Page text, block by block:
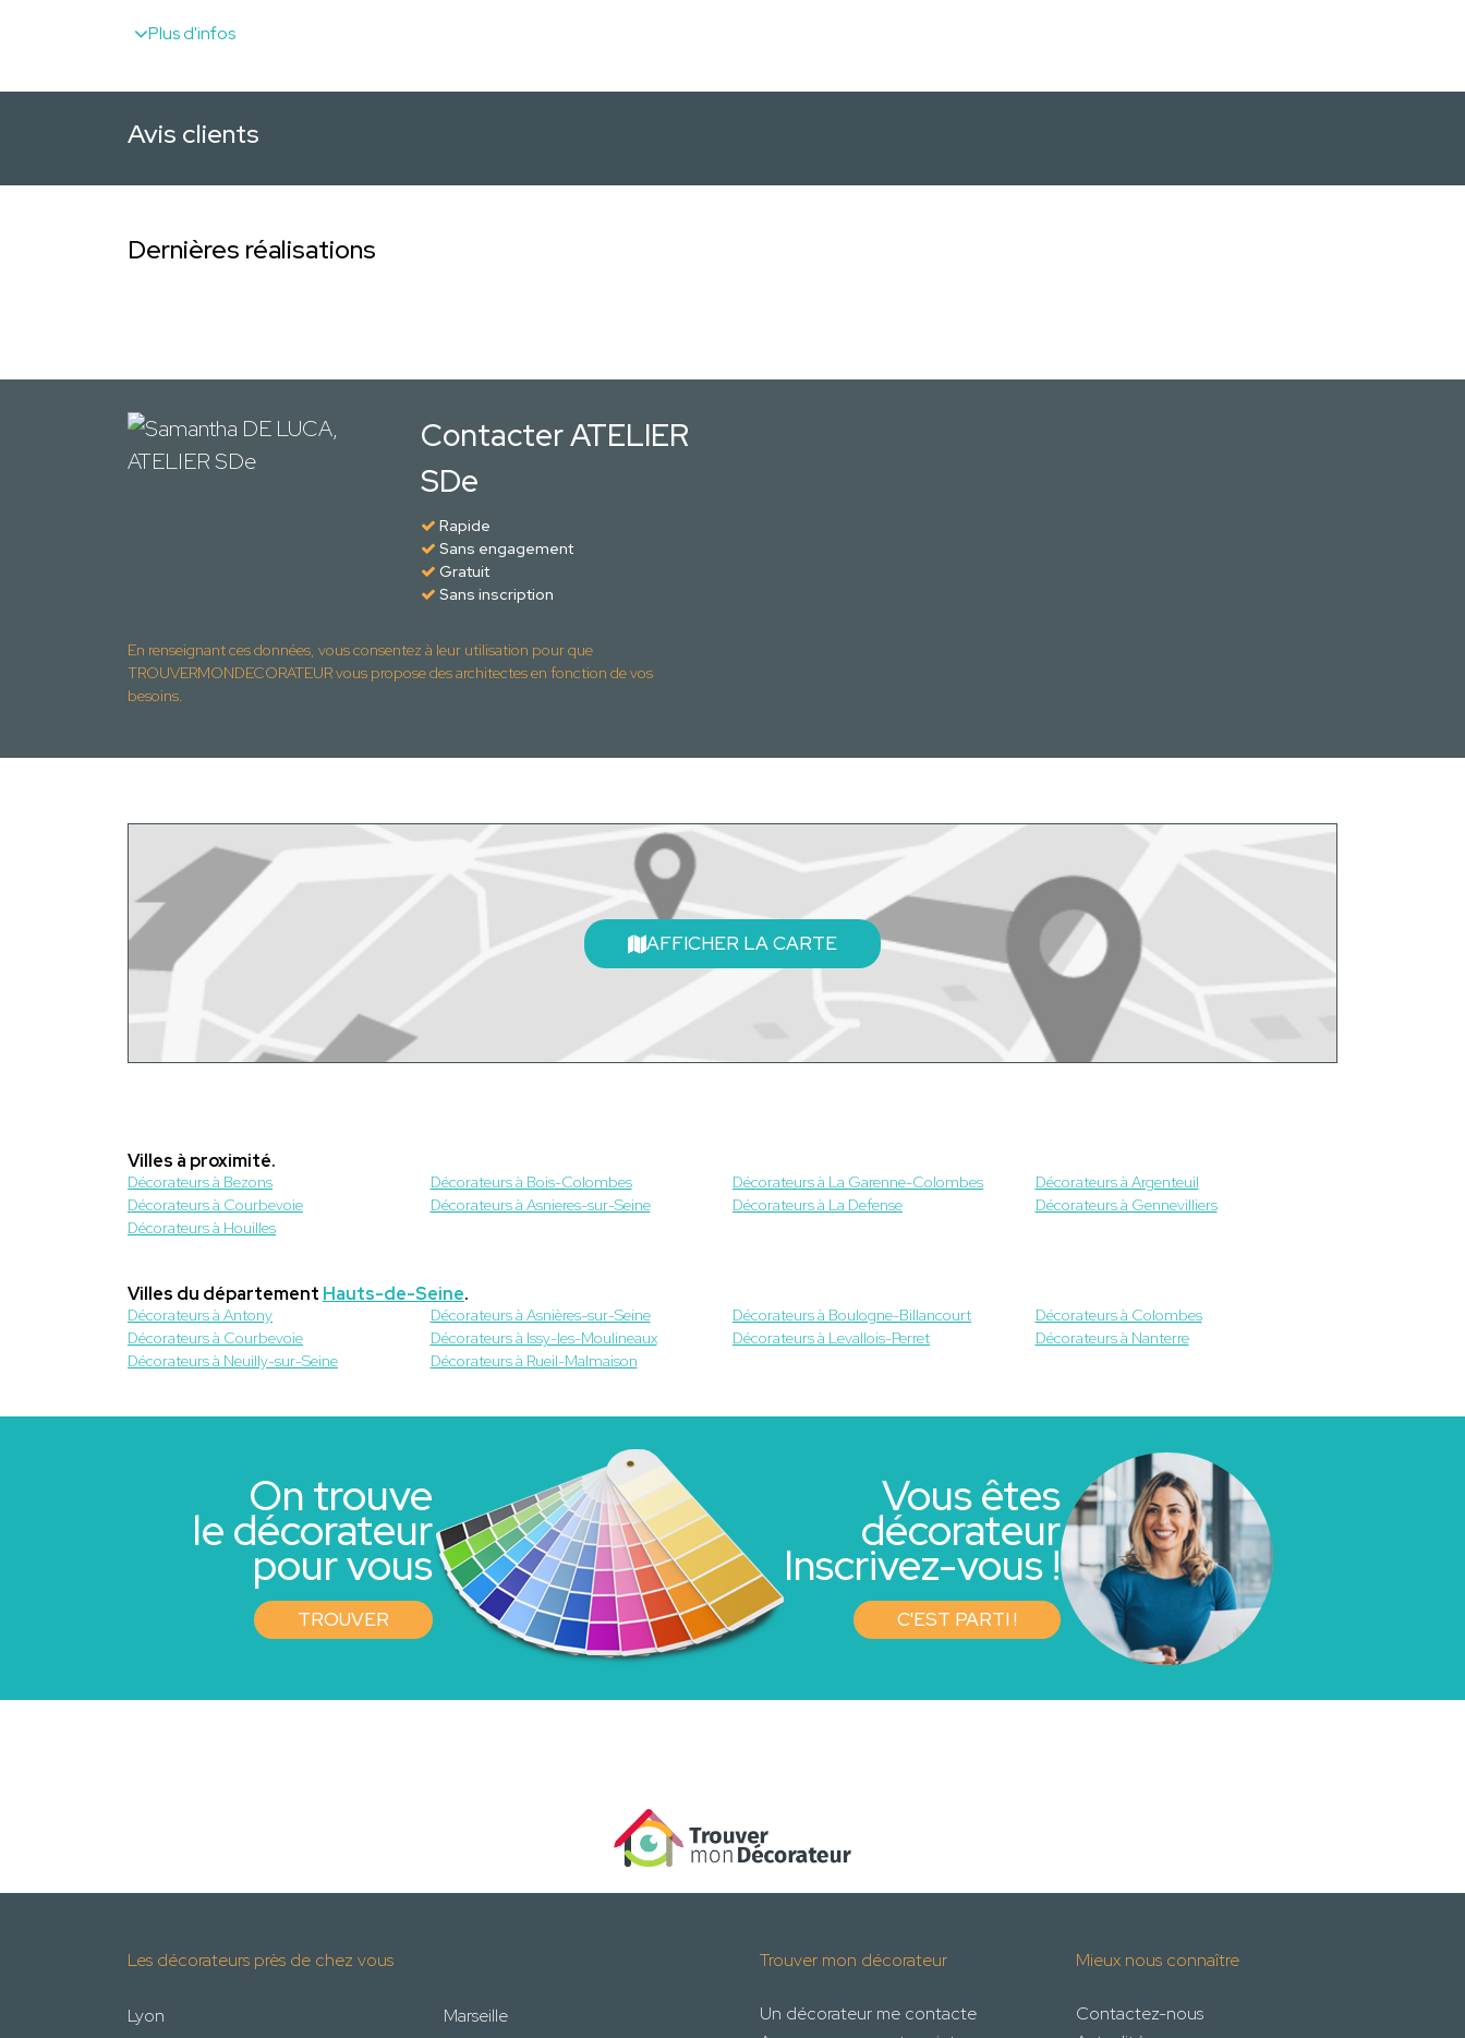
Plus d'infos
Avis clients
Dernières réalisations
Contacter ATELIER
SDe
Rapide
Sans engagement
Gratuit
Sans inscription
En renseignant ces données, vous consentez à leur utilisation pour que
TROUVERMONDECORATEUR vous propose des architectes en fonction de vos
besoins.
AFFICHER LA CARTE
Villes à proximité.
Décorateurs à Bezons Décorateurs à Bois-Colombes Décorateurs à La Garenne-Colombes
Décorateurs à Argenteuil
Décorateurs à Courbevoie
Décorateurs à Asnieres-sur-Seine Décorateurs à La Defense
Décorateurs à Gennevilliers
Décorateurs à Houilles
Villes du département Hauts-de-Seine.
Décorateurs à Antony Décorateurs à Asnières-sur-Seine Décorateurs à Boulogne-Billancourt
Décorateurs à Colombes
Décorateurs à Courbevoie
Décorateurs à Issy-les-Moulineaux Décorateurs à Levallois-Perret
Décorateurs à Nanterre
Décorateurs à Neuilly-sur-Seine
Décorateurs à Rueil-Malmaison
On trouve
le décorateur
pour vous
TROUVER
Vous êtes
décorateur
Inscrivez-vous !
C'EST PARTI !
Les décorateurs près de chez vous
Lyon
Marseille
Trouver mon décorateur
Un décorateur me contacte
Mieux nous connaître
Contactez-nous